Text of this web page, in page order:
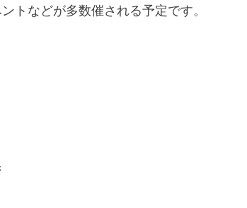
トなどが多数催される予定です。